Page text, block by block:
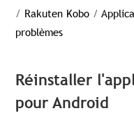
/ Rakuten Kobo /
problèmes
Réinstaller
pour Android